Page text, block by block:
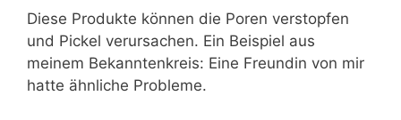
Diese Produkte können die Poren verstopfen
und Pickel verursachen. Ein Beispiel aus
meinem Bekanntenkreis: Eine Freundin von mir
hatte ähnliche Probleme.